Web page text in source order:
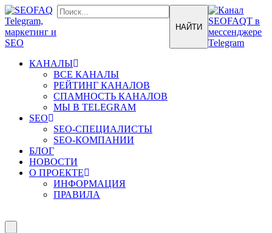
КАНАЛЫ
ВСЕ КАНАЛЫ
РЕЙТИНГ КАНАЛОВ
СПАМНОСТЬ КАНАЛОВ
МЫ В TELEGRAM
SEO
SEO-СПЕЦИАЛИСТЫ
SEO-КОМПАНИИ
БЛОГ
НОВОСТИ
О ПРОЕКТЕ
ИНФОРМАЦИЯ
ПРАВИЛА